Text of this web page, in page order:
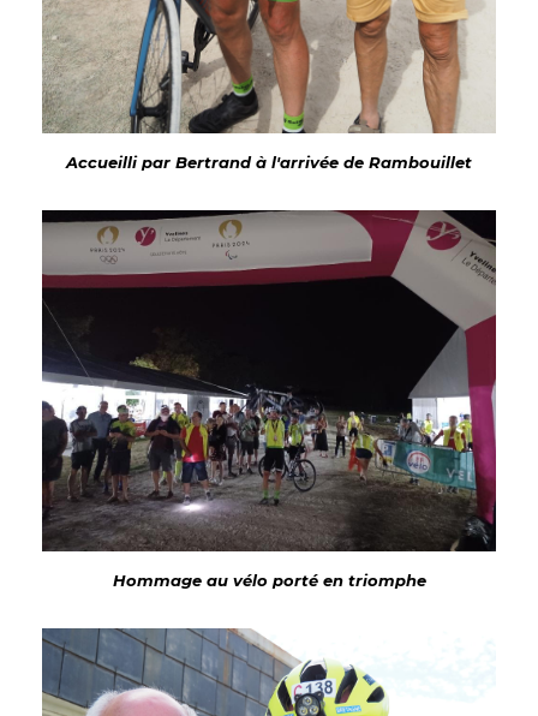
Accueilli par Bertrand à l'arrivée de Rambouillet
Hommage au vélo porté en triomphe